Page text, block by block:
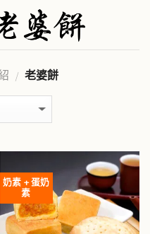
/ 老婆餅
奶素 + 蛋奶
素